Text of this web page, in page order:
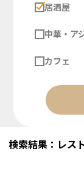
居酒屋
中華・ア
カフェ
検索結果：レス